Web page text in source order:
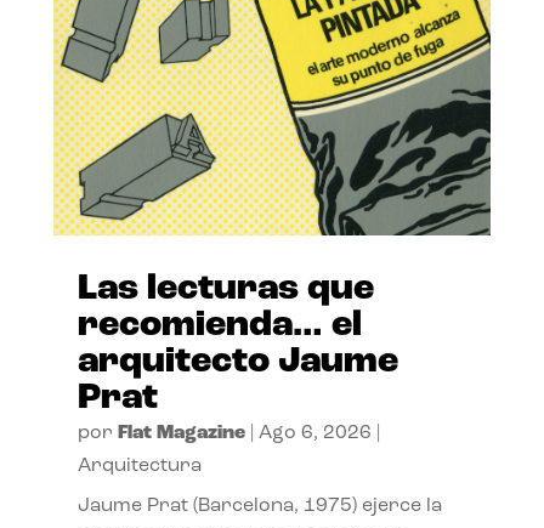
Las lecturas que
recomienda… el
arquitecto Jaume
Prat
por Flat Magazine| Ago 6, 2026
Arquitectura
Jaume Prat (Barcelona, 1975) ejerce la